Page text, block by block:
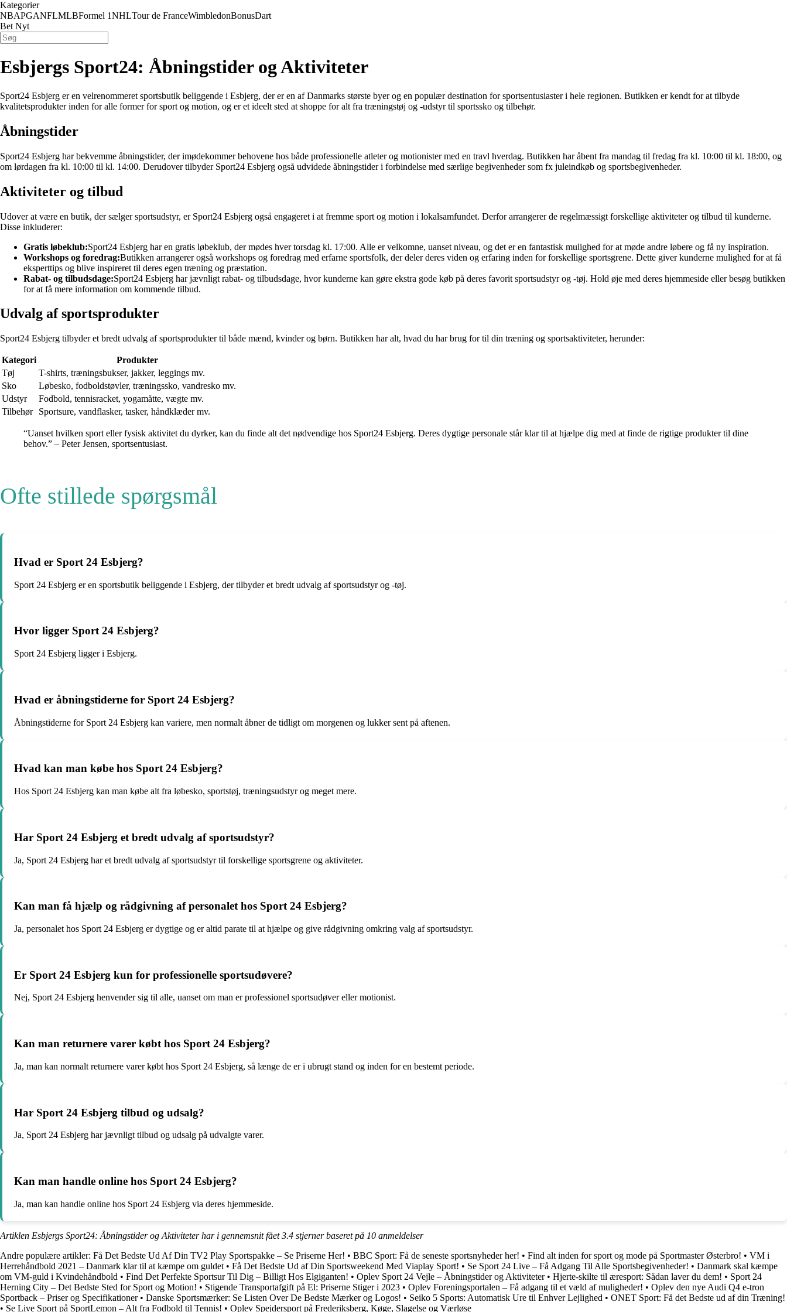
Kategorier
NBAPGANFLMLBFormel 1NHLTour de FranceWimbledonBonusDart
Bet Nyt
Esbjergs Sport24: Åbningstider og Aktiviteter
Sport24 Esbjerg er en velrenommeret sportsbutik beliggende i Esbjerg, der er en af Danmarks største byer og en populær destination for sportsentusiaster i hele regionen. Butikken er kendt for at tilbyde
kvalitetsprodukter inden for alle former for sport og motion, og er et ideelt sted at shoppe for alt fra træningstøj og -udstyr til sportssko og tilbehør.
Åbningstider
Sport24 Esbjerg har bekvemme åbningstider, der imødekommer behovene hos både professionelle atleter og motionister med en travl hverdag. Butikken har åbent fra mandag til fredag fra kl. 10:00 til kl. 18:00, og
om lørdagen fra kl. 10:00 til kl. 14:00. Derudover tilbyder Sport24 Esbjerg også udvidede åbningstider i forbindelse med særlige begivenheder som fx juleindkøb og sportsbegivenheder.
Aktiviteter og tilbud
Udover at være en butik, der sælger sportsudstyr, er Sport24 Esbjerg også engageret i at fremme sport og motion i lokalsamfundet. Derfor arrangerer de regelmæssigt forskellige aktiviteter og tilbud til kunderne.
Disse inkluderer:
Gratis løbeklub:Sport24 Esbjerg har en gratis løbeklub, der mødes hver torsdag kl. 17:00. Alle er velkomne, uanset niveau, og det er en fantastisk mulighed for at møde andre løbere og få ny inspiration.
Workshops og foredrag:Butikken arrangerer også workshops og foredrag med erfarne sportsfolk, der deler deres viden og erfaring inden for forskellige sportsgrene. Dette giver kunderne mulighed for at få
eksperttips og blive inspireret til deres egen træning og præstation.
Rabat- og tilbudsdage:Sport24 Esbjerg har jævnligt rabat- og tilbudsdage, hvor kunderne kan gøre ekstra gode køb på deres favorit sportsudstyr og -tøj. Hold øje med deres hjemmeside eller besøg butikken
for at få mere information om kommende tilbud.
Udvalg af sportsprodukter
Sport24 Esbjerg tilbyder et bredt udvalg af sportsprodukter til både mænd, kvinder og børn. Butikken har alt, hvad du har brug for til din træning og sportsaktiviteter, herunder:
Kategori
Produkter
Tøj
T-shirts, træningsbukser, jakker, leggings mv.
Sko
Løbesko, fodboldstøvler, træningssko, vandresko mv.
Udstyr
Fodbold, tennisracket, yogamåtte, vægte mv.
Tilbehør
Sportsure, vandflasker, tasker, håndklæder mv.
“Uanset hvilken sport eller fysisk aktivitet du dyrker, kan du finde alt det nødvendige hos Sport24 Esbjerg. Deres dygtige personale står klar til at hjælpe dig med at finde de rigtige produkter til dine
behov.” – Peter Jensen, sportsentusiast.
Ofte stillede spørgsmål
Hvad er Sport 24 Esbjerg?
Sport 24 Esbjerg er en sportsbutik beliggende i Esbjerg, der tilbyder et bredt udvalg af sportsudstyr og -tøj.
Hvor ligger Sport 24 Esbjerg?
Sport 24 Esbjerg ligger i Esbjerg.
Hvad er åbningstiderne for Sport 24 Esbjerg?
Åbningstiderne for Sport 24 Esbjerg kan variere, men normalt åbner de tidligt om morgenen og lukker sent på aftenen.
Hvad kan man købe hos Sport 24 Esbjerg?
Hos Sport 24 Esbjerg kan man købe alt fra løbesko, sportstøj, træningsudstyr og meget mere.
Har Sport 24 Esbjerg et bredt udvalg af sportsudstyr?
Ja, Sport 24 Esbjerg har et bredt udvalg af sportsudstyr til forskellige sportsgrene og aktiviteter.
Kan man få hjælp og rådgivning af personalet hos Sport 24 Esbjerg?
Ja, personalet hos Sport 24 Esbjerg er dygtige og er altid parate til at hjælpe og give rådgivning omkring valg af sportsudstyr.
Er Sport 24 Esbjerg kun for professionelle sportsudøvere?
Nej, Sport 24 Esbjerg henvender sig til alle, uanset om man er professionel sportsudøver eller motionist.
Kan man returnere varer købt hos Sport 24 Esbjerg?
Ja, man kan normalt returnere varer købt hos Sport 24 Esbjerg, så længe de er i ubrugt stand og inden for en bestemt periode.
Har Sport 24 Esbjerg tilbud og udsalg?
Ja, Sport 24 Esbjerg har jævnligt tilbud og udsalg på udvalgte varer.
Kan man handle online hos Sport 24 Esbjerg?
Ja, man kan handle online hos Sport 24 Esbjerg via deres hjemmeside.
Artiklen Esbjergs Sport24: Åbningstider og Aktiviteter har i gennemsnit fået3.4 stjerner baseret på 10 anmeldelser
Andre populære artikler: Få Det Bedste Ud Af Din TV2 Play Sportspakke – Se Priserne Her! • BBC Sport: Få de seneste sportsnyheder her! • Find alt inden for sport og mode på Sportmaster Østerbro! • VM i
Herrehåndbold 2021 – Danmark klar til at kæmpe om guldet • Få Det Bedste Ud af Din Sportsweekend Med Viaplay Sport! • Se Sport 24 Live – Få Adgang Til Alle Sportsbegivenheder! • Danmark skal kæmpe
om VM-guld i Kvindehåndbold • Find Det Perfekte Sportsur Til Dig – Billigt Hos Elgiganten! • Oplev Sport 24 Vejle – Åbningstider og Aktiviteter• Hjerte-skilte til æresport: Sådan laver du dem! • Sport 24
Herning City – Det Bedste Sted for Sport og Motion! • Stigende Transportafgift på El: Priserne Stiger i 2023 • Oplev Foreningsportalen – Få adgang til et væld af muligheder! • Oplev den nye Audi Q4 e-tron
Sportback – Priser og Specifikationer• Danske Sportsmærker: Se Listen Over De Bedste Mærker og Logos! • Seiko 5 Sports: Automatisk Ure til Enhver Lejlighed • ONET Sport: Få det Bedste ud af din Træning!
• Se Live Sport på SportLemon – Alt fra Fodbold til Tennis! • Oplev Spejdersport på Frederiksberg, Køge, Slagelse og Værløse